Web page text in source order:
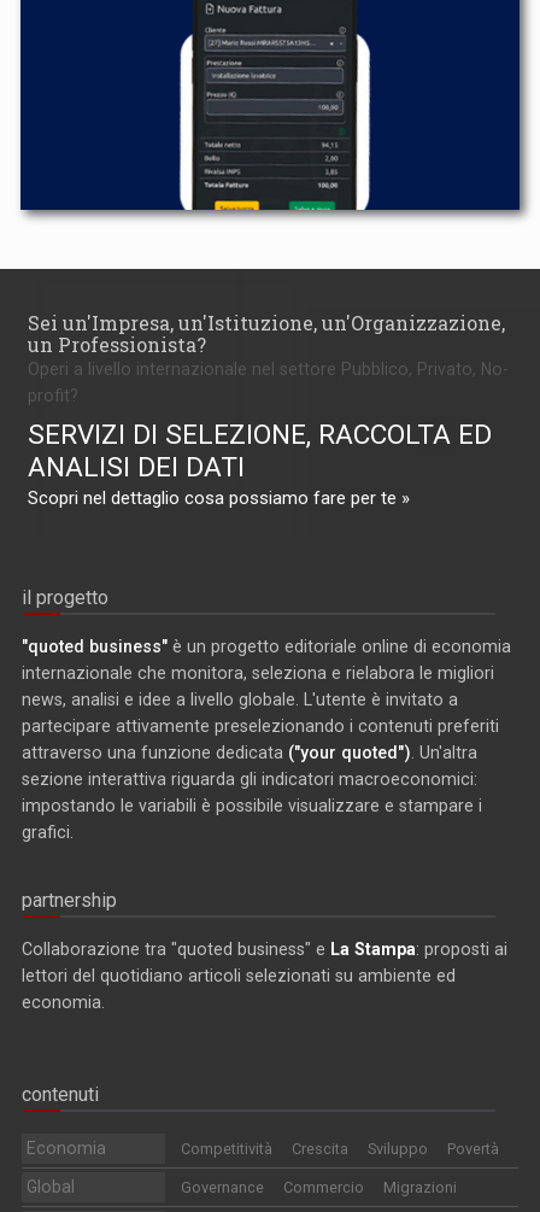
Sei un'Impresa, un'Istituzione, un'Organizzazione,
un Professionista?
Operi a livello internazionale nel settore Pubblico, Privato, No-
profit?
SERVIZI DI SELEZIONE, RACCOLTA ED
ANALISI DEI DATI
Scopri nel dettaglio cosa possiamo fare per te »
il progetto
"quoted business" è un progetto editoriale online di economia
internazionale che monitora, seleziona e rielabora le migliori
news, analisi e idee a livello globale. L'utente è invitato a
partecipare attivamente preselezionando i contenuti preferiti
attraverso una funzione dedicata ("your quoted"). Un'altra
sezione interattiva riguarda gli indicatori macroeconomici:
impostando le variabili è possibile visualizzare e stampare i
grafici.
partnership
Collaborazione tra "quoted business" e La Stampa: proposti ai
lettori del quotidiano articoli selezionati su ambiente ed
economia.
contenuti
Economia Competitività Crescita Sviluppo Povertà
Global Governance Commercio Migrazioni